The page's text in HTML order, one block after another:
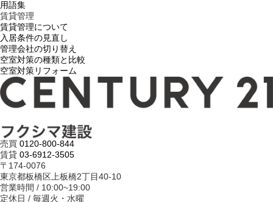
用語集
賃貸管理
賃貸管理について
入居条件の見直し
管理会社の切り替え
空室対策の種類と比較
空室対策リフォーム
売買 0120-800-844
賃貸 03-6912-3505
〒174-0076
東京都板橋区上板橋2丁目40-10
営業時間 / 10:00~19:00
定休日 / 毎週火・水曜